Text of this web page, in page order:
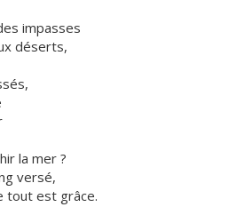
impasses
déserts,
la mer ?
versé,
tout est grâce.